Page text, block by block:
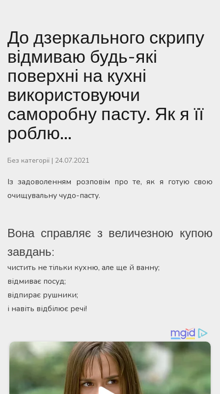
До дзеркального скрипу
відмиваю будь-які
поверхні на кухні
використовуючи
саморобну пасту. Як я її
роблю…
Без категорії | 24.07.2021
Із задоволенням розповім про те, як я готую свою
очищувальну чудо-пасту.
Вона справляє з величезною купою
завдань:
чистить не тільки кухню, але ще й ванну;
відмиває посуд;
відпирає рушники;
і навіть відбілює речі!